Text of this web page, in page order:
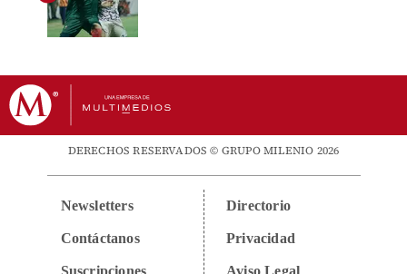
DERECHOS RESERVADOS © GRUPO MILENIO 2026
Newsletters
Contáctanos
Suscripciones
Directorio
Privacidad
Aviso Legal